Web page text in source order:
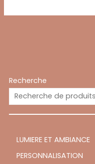
Recherche
LUMIERE ET AMBIANCE
PERSONNALISATION